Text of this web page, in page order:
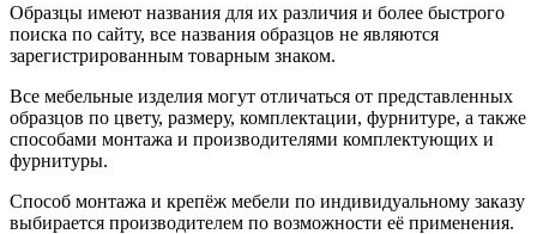
Образцы имеют названия для их различия и более быстрого
поиска по сайту, все названия образцов не являются
зарегистрированным товарным знаком.
Все мебельные изделия могут отличаться от представленных
образцов по цвету, размеру, комплектации, фурнитуре, а также
способами монтажа и производителями комплектующих и
фурнитуры.
Способ монтажа и крепёж мебели по индивидуальному заказу
выбирается производителем по возможности её применения.